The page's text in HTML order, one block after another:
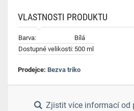
VLASTNOSTI PRODUKTU
Barva:
Bílá
Dostupné velikosti: 500 ml
Prodejce: Bezva triko
Zjistit více informací od